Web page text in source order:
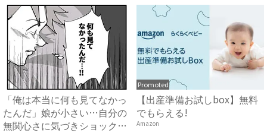
「俺は本当に何も見てなかっ
たんだ」娘が小さい…自分の
無関心さに気づきショックを
Promoted
【出産準備お試しbox】無料
でもらえる!
Amazon